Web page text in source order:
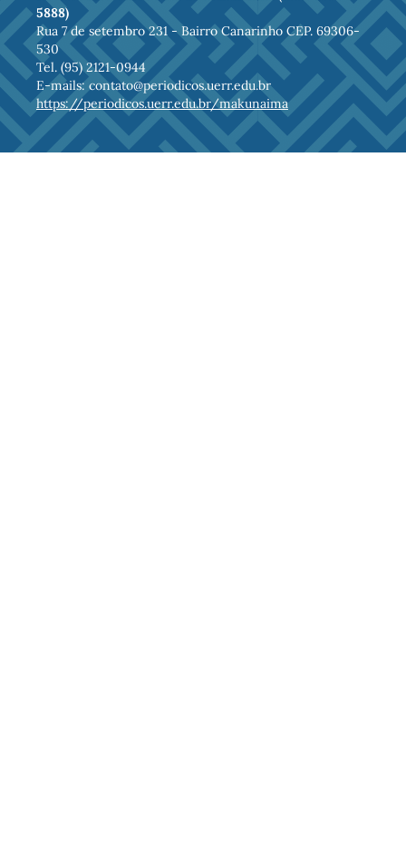
5888)
Rua 7 de setembro 231 - Bairro Canarinho CEP. 69306-
530
Tel. (95) 2121-0944
E-mails: contato@periodicos.uerr.edu.br
https://periodicos.uerr.edu.br/makunaima